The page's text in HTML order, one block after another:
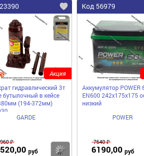
гидравлический 3т
бутылочный в кейсе
(194-372мм)
GARDE
₽
руб Купить
Акция
Код 56979
Аккумулятор POWER
EN600 242х175х175
низкий
POWER
7640 ₽
6190,00 руб